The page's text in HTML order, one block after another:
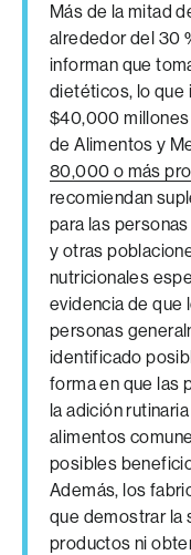
Más de la mitad
alrededor del 30
informan que
dietéticos, lo que
$40,000 millones
de Alimentos y
80,000 o más
recomiendan
para las
y otras
nutricionales
evidencia de que
personas
identificado
forma en que las
la adición
alimentos
posibles
Además, los
que demostrar la
productos ni